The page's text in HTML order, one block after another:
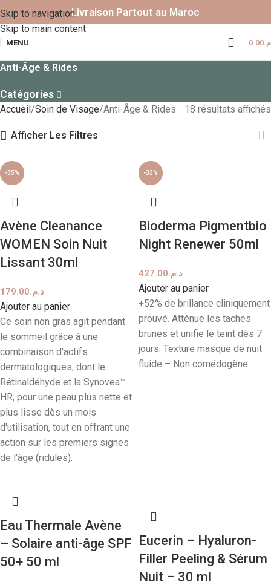
Skip to navigation
Skip to main content
Livraison Partout au Maroc
MENU 0.00
Anti-Âge & Rides
Catégories
Accueil Soin de Visage Anti-Âge & Rides 18 résultats affichés
Afficher Les Filtres
Avène Cleanance
WOMEN Soin Nuit
Lissant 30ml
د.م.179.00
Ajouter au panier
Ce soin non gras agit pendant
le sommeil grâce à une
combinaison d'actifs
dermatologiques, dont le
Rétinaldéhyde et la Synovea™
HR, pour une peau plus nette et
plus lisse dès un mois
d'utilisation, tout en offrant une
action sur les premiers signes
de l'âge (ridules).
Bioderma Pigmentbio
Night Renewer 50ml
د.م.427.00
Ajouter au panier
+52% de brillance cliniquement
prouvé. Atténue les taches
brunes et unifie le teint dès 7
jours. Texture masque de nuit
fluide – Non comédogène.
Eau Thermale Avène
– Solaire anti-âge SPF
50+ 50 ml
-25%
Eucerin – Hyaluron-
Filler Peeling & Sérum
Nuit – 30 ml
-33%
-35% -33%